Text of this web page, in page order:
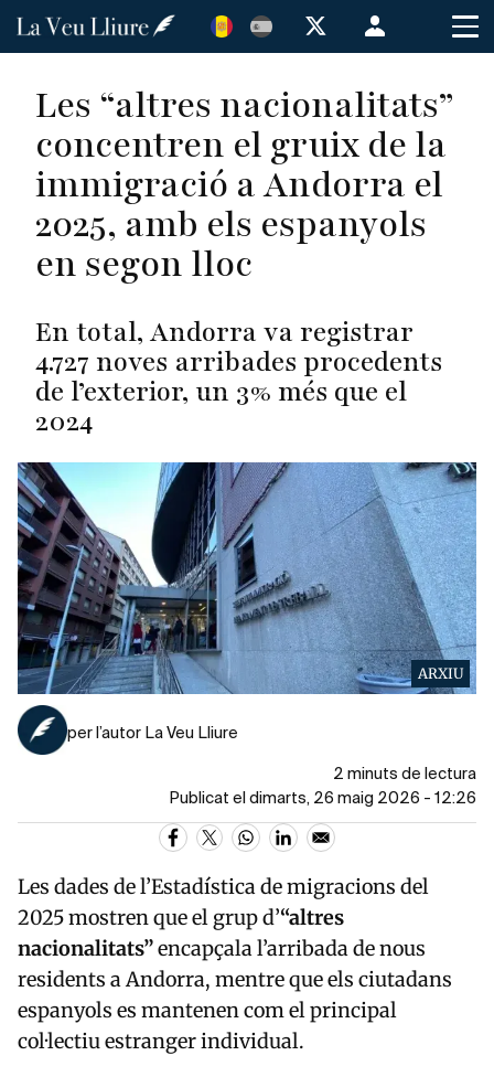
Vés
Menú
de
cuenta
de
usuario
Les “altres nacionalitats”
concentren el gruix de la
immigració a Andorra el
2025, amb els espanyols
en segon lloc
En total, Andorra va registrar
4.727 noves arribades procedents
de l’exterior, un 3% més que el
2024
ARXIU
per l’autor La Veu Lliure
2 minuts de lectura
Publicat el dimarts, 26 maig 2026 - 12:26
Les dades de l’Estadística de migracions del
2025 mostren que el grup d’“altres
nacionalitats”encapçala l’arribada de nous
residents aAndorra, mentre que els ciutadans
espanyols es mantenen com el principal
col·lectiu estranger individual.